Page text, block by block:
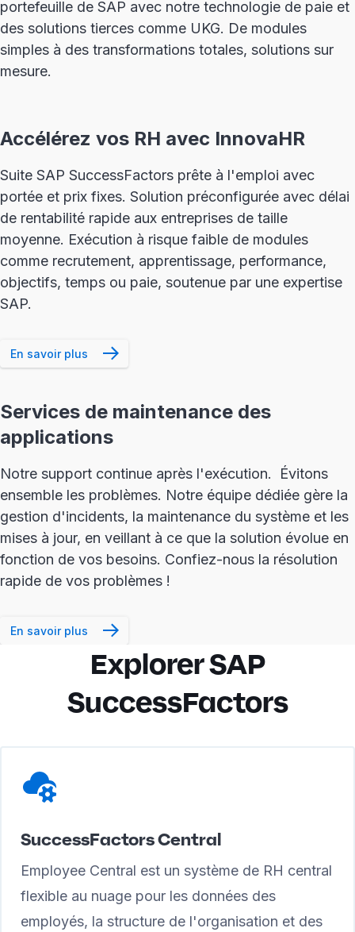
portefeuille de SAP avec notre technologie de paie et
des solutions tierces comme UKG. De modules
simples à des transformations totales, solutions sur
mesure.
Accélérez vos RH avec InnovaHR
Suite SAP SuccessFactors prête à l'emploi avec
portée et prix fixes. Solution préconfigurée avec délai
de rentabilité rapide aux entreprises de taille
moyenne. Exécution à risque faible de modules
comme recrutement, apprentissage, performance,
objectifs, temps ou paie, soutenue par une expertise
SAP.
En savoir plus
Services de maintenance des
applications
Notre support continue après l'exécution. Évitons
ensemble les problèmes. Notre équipe dédiée gère la
gestion d'incidents, la maintenance du système et les
mises à jour, en veillant à ce que la solution évolue en
fonction de vos besoins. Confiez-nous la résolution
rapide de vos problèmes !
En savoir plus
Explorer SAP
SuccessFactors
SuccessFactors Central
Employee Central est un système de RH central
flexible au nuage pour les données des
employés, la structure de l'organisation et des